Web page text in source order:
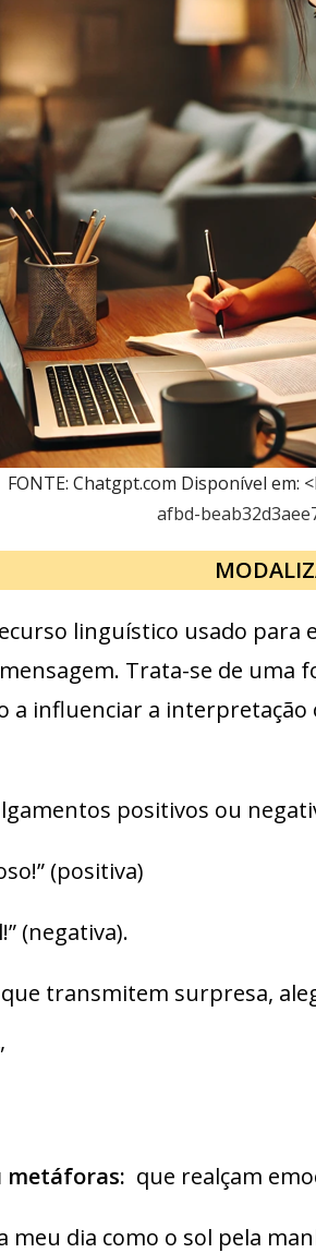
FONTE: Chatgpt.com Disponível em: <
afbd-
linguístico usado
Trata-se de
a influenciar a
positivos ou
(positiva)
(negativa).
que transmitem surpresa,
metáforas: que realçam
meu dia como o sol pela